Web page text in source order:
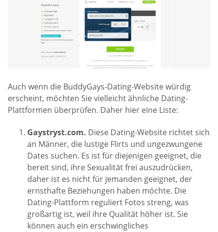
Auch wenn die BuddyGays-Dating-Website würdig
erscheint, möchten Sie vielleicht ähnliche Dating-
Plattformen überprüfen. Daher hier eine Liste:
Gaystryst.com. Diese Dating-Website richtet sich
an Männer, die lustige Flirts und ungezwungene
Dates suchen. Es ist für diejenigen geeignet, die
bereit sind, ihre Sexualität frei auszudrücken,
daher ist es nicht für jemanden geeignet, der
ernsthafte Beziehungen haben möchte. Die
Dating-Plattform reguliert Fotos streng, was
großartig ist, weil ihre Qualität höher ist. Sie
können auch ein erschwingliches